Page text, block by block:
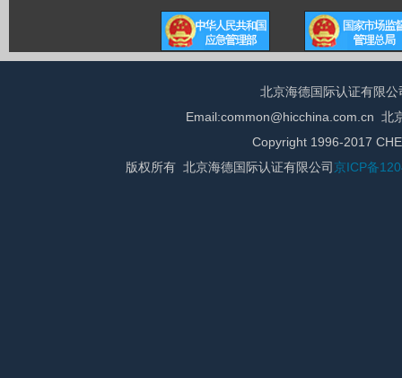
北京海德国际认证有限
Email:common@hicchina.com.cn 北
Copyright 1996-2017
版权所有 北京海德国际认证有限公司 京ICP备